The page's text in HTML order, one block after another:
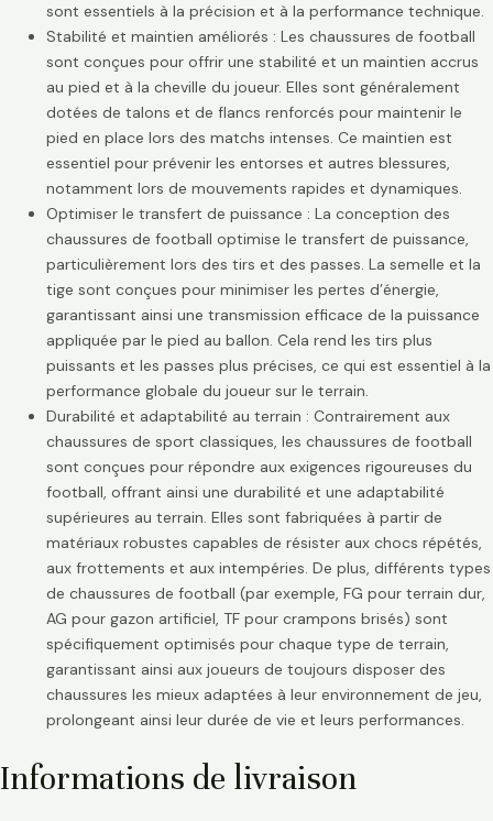
sont essentiels à la précision et à la performance technique.
Stabilité et maintien améliorés : Les chaussures de football
sont conçues pour offrir une stabilité et un maintien accrus
au pied et à la cheville du joueur. Elles sont généralement
dotées de talons et de flancs renforcés pour maintenir le
pied en place lors des matchs intenses. Ce maintien est
essentiel pour prévenir les entorses et autres blessures,
notamment lors de mouvements rapides et dynamiques.
Optimiser le transfert de puissance : La conception des
chaussures de football optimise le transfert de puissance,
particulièrement lors des tirs et des passes. La semelle et la
tige sont conçues pour minimiser les pertes d’énergie,
garantissant ainsi une transmission efficace de la puissance
appliquée par le pied au ballon. Cela rend les tirs plus
puissants et les passes plus précises, ce qui est essentiel à la
performance globale du joueur sur le terrain.
Durabilité et adaptabilité au terrain : Contrairement aux
chaussures de sport classiques, les chaussures de football
sont conçues pour répondre aux exigences rigoureuses du
football, offrant ainsi une durabilité et une adaptabilité
supérieures au terrain. Elles sont fabriquées à partir de
matériaux robustes capables de résister aux chocs répétés,
aux frottements et aux intempéries. De plus, différents types
de chaussures de football (par exemple, FG pour terrain dur,
AG pour gazon artificiel, TF pour crampons brisés) sont
spécifiquement optimisés pour chaque type de terrain,
garantissant ainsi aux joueurs de toujours disposer des
chaussures les mieux adaptées à leur environnement de jeu,
prolongeant ainsi leur durée de vie et leurs performances.
Informations de livraison